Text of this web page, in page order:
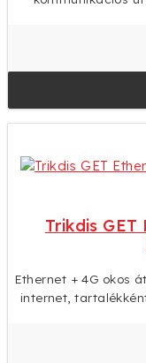
Trikdis
Ethernet + 4G okos
internet,